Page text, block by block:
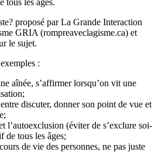
tous les âges.
proposé par La Grande Interaction
GRIA (rompreaveclagisme.ca) et
le sujet.
:
aînée, s’affirmer lorsqu’on vit une
discuter, donner son point de vue et
l’autoexclusion (éviter de s’exclure soi-
de tous les âges;
de vie des personnes, ne pas juste